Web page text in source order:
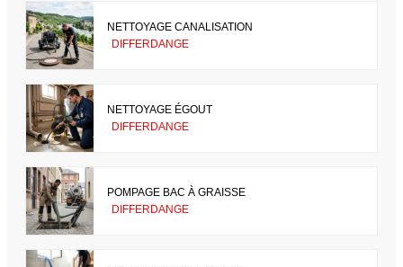
NETTOYAGE CANALISATION
DIFFERDANGE
NETTOYAGE ÉGOUT
DIFFERDANGE
POMPAGE BAC À GRAISSE
DIFFERDANGE